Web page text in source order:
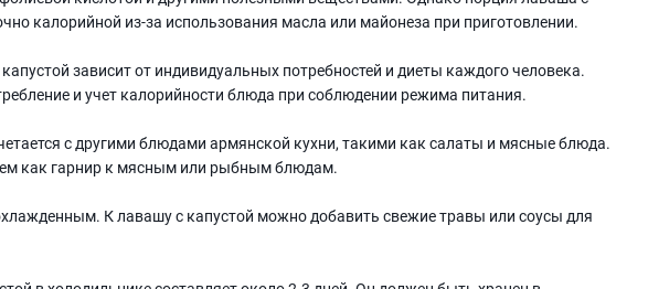
калорийной из-за использования масла или майонеза при приготовлении.
зависит от индивидуальных потребностей и диеты каждого человека.
и учет калорийности блюда при соблюдении режима питания.
с другими блюдами армянской кухни, такими как салаты и мясные блюда.
как гарнир к мясным или рыбным блюдам.
К лавашу с капустой можно добавить свежие травы или соусы для